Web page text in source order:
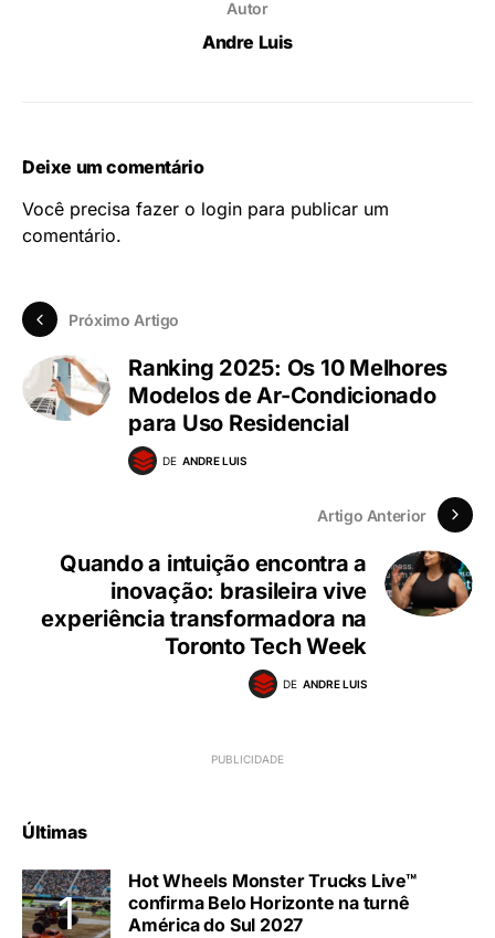
Autor
Andre Luis
Deixe um comentário
Você precisa fazer o login para publicar um
comentário.
Próximo Artigo
Ranking 2025: Os 10 Melhores
Modelos de Ar-Condicionado
para Uso Residencial
DE ANDRE LUIS
Artigo Anterior
Quando a intuição encontra a
inovação: brasileira vive
experiência transformadora na
Toronto Tech Week
DE ANDRE LUIS
Últimas
Hot Wheels Monster Trucks Live™
confirma Belo Horizonte na turnê
América do Sul 2027